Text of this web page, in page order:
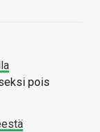
pois